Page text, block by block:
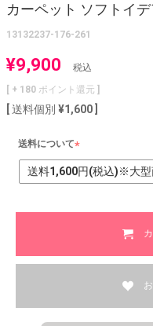
カーペット ソフトイ
13132237-176-261
¥9,900
税込
[ + 180 ポイント還元 ]
送料個別 ¥1,600
送料について
(
必